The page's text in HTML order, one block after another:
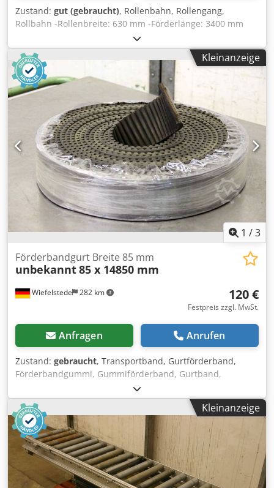
Zustand: gut (gebraucht), Rollenbahn, Rollengang,
Rollbahn -Rollenbreite: 630 mm -Förderlänge: 3400 mm
Chodpfxjb A I Tgs Am Tsa -Durchmesser Rolle: 50 mm -
Höhe: 350 mm -angetrieben: über Flachriemen -
Abmessungen: 800/4100/H350 mm
Kleinanzeige
1 /3
Wiefelstede 282 km
Förderbandgurt Breite 85 mm
unbekannt85 x 14850 mm
120 €
Festpreis zzgl. MwSt.
Anfragen Anrufen
Zustand: gebraucht, Transportband, Gurtförderband,
Förderbandgummi, Gummiförderband, Gurtband,
Flachriemen, Antriebsriemen -Breite: 85 mm Codpfx Aef Ry
R Dem Tjha -Länge: 14850 mm -Transport Abmessung:
455/455/H85 mm -Gewicht: 19 kg
Kleinanzeige